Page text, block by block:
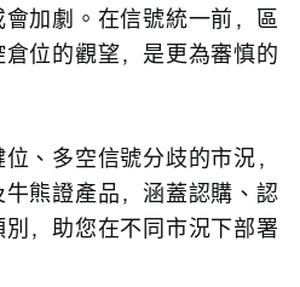
加劇。在信號統一前，區
位的觀望，是更為審慎的
、多空信號分歧的市況，
熊證產品，涵蓋認購、認
，助您在不同市況下部署